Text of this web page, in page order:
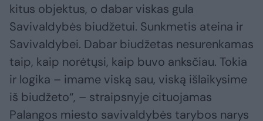
kitus objektus, o dabar viskas gula
Savivaldybės biudžetui. Sunkmetis ateina ir
Savivaldybei. Dabar biudžetas nesurenkamas
taip, kaip norėtųsi, kaip buvo anksčiau. Tokia
ir logika – imame viską sau, viską išlaikysime
iš biudžeto“, – straipsnyje cituojamas
Palangos miesto savivaldybės tarybos narys